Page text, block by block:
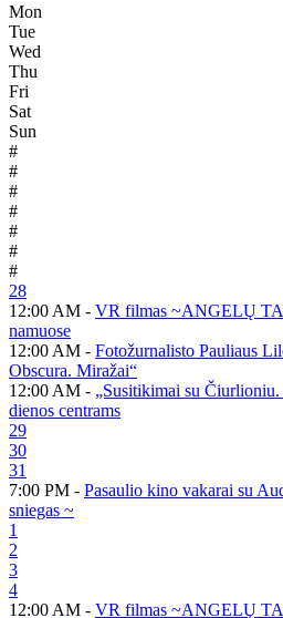
Mon
Tue
Wed
Thu
Fri
Sat
Sun
#
#
#
#
#
#
#
28
12:00 AM - VR filmas ~ANGELŲ
namuose
12:00 AM - Fotožurnalisto Pauliaus
Obscura. Miražai“
12:00 AM - „Susitikimai su
dienos centrams
29
30
31
7:00 PM - Pasaulio kino vakarai su
sniegas ~
1
2
3
4
12:00 AM - VR filmas ~ANGELŲ